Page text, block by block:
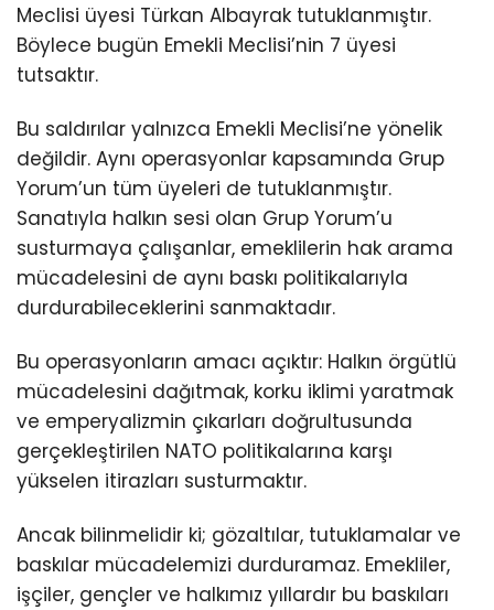
Meclisi üyesi Türkan Albayrak tutuklanmıştır.
Böylece bugün Emekli Meclisi’nin 7 üyesi
tutsaktır.
Bu saldırılar yalnızca Emekli Meclisi’ne yönelik
değildir. Aynı operasyonlar kapsamında Grup
Yorum’un tüm üyeleri de tutuklanmıştır.
Sanatıyla halkın sesi olan Grup Yorum’u
susturmaya çalışanlar, emeklilerin hak arama
mücadelesini de aynı baskı politikalarıyla
durdurabileceklerini sanmaktadır.
Bu operasyonların amacı açıktır: Halkın örgütlü
mücadelesini dağıtmak, korku iklimi yaratmak
ve emperyalizmin çıkarları doğrultusunda
gerçekleştirilen NATO politikalarına karşı
yükselen itirazları susturmaktır.
Ancak bilinmelidir ki; gözaltılar, tutuklamalar ve
baskılar mücadelemizi durduramaz. Emekliler,
işçiler, gençler ve halkımız yıllardır bu baskıları